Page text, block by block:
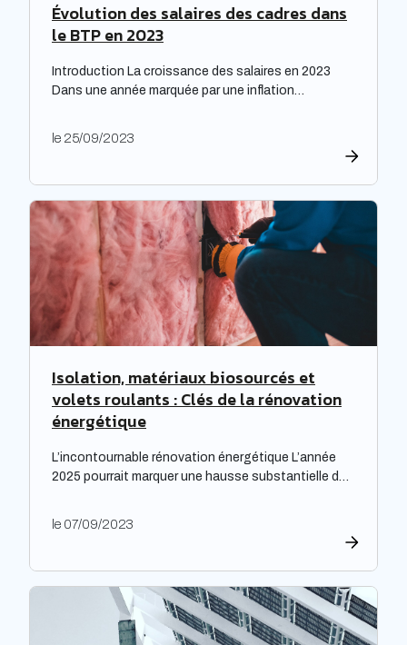
Évolution des salaires des cadres dans
le BTP en 2023
Introduction La croissance des salaires en 2023
Dans une année marquée par une inflation
une inflation hors-norme, les entreprises ont mis la
Expectra dans son 21ème baromètre, évoquant une
progression […]
le 25/09/2023
Isolation, matériaux biosourcés et
volets roulants : Clés de la rénovation
énergétique
L’incontournable rénovation énergétique L’année
2025 pourrait marquer une hausse substantielle des
deviennent alors essentiels pour les propriétaires
tarifs de l’électricité. Cette initiative est
particulièrement cruciale pour les logements
qualifiés de passoires thermiques, qui connaissent
d’importants […]
le 07/09/2023